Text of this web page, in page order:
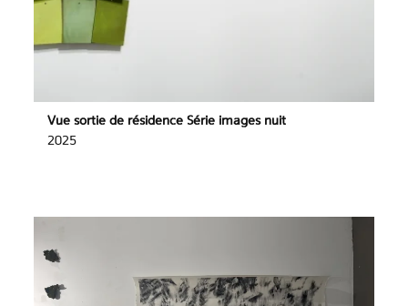
Vue sortie de résidence Série images nuit
2025